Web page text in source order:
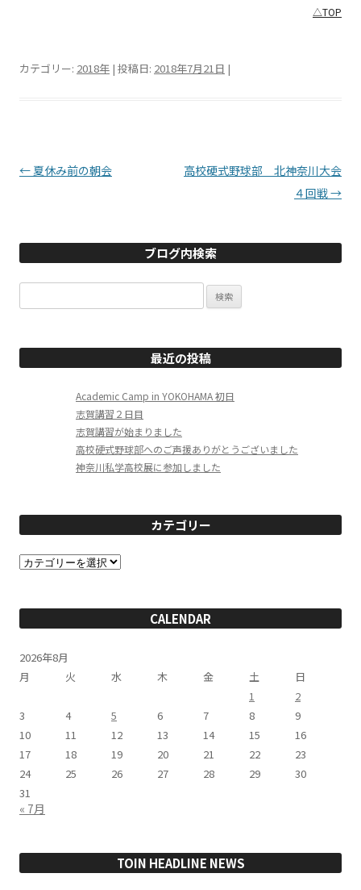
△TOP
カテゴリー: 2018年 | 投稿日: 2018年7月21日 |
投稿ナビゲーション
← 夏休み前の朝会
高校硬式野球部 北神奈川大会
４回戦→
ブログ内検索
索:
最近の投稿
Academic Camp in YOKOHAMA 初日
志賀講習２日目
志賀講習が始まりました
高校硬式野球部へのご声援ありがとうございました
神奈川私学高校展に参加しました
カテゴリー
カ
テ
ー
CALENDAR
2026年8月
月
火 水 木 金 土
日
1
2
3
4 5 6 7 8
9
10
11 12 13 14 15
16
17
18 19 20 21 22
23
24
25 26 27 28 29
30
31
« 7月
TOIN HEADLINE NEWS